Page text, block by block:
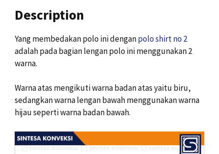
Description
Yang membedakan polo ini denganpolo shirt no 2
adalah pada bagian lengan polo ini menggunakan 2
warna.
Warna atas mengikuti warna badan atas yaitu biru,
sedangkan warna lengan bawah menggunakan warna
hijau seperti warna badan bawah.